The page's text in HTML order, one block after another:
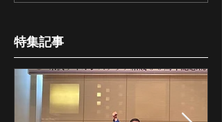
特集記事